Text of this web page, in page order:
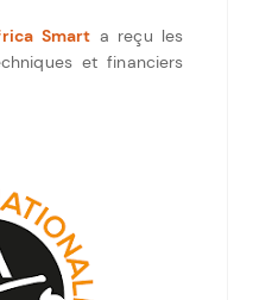
Smart a reçu les
et financiers